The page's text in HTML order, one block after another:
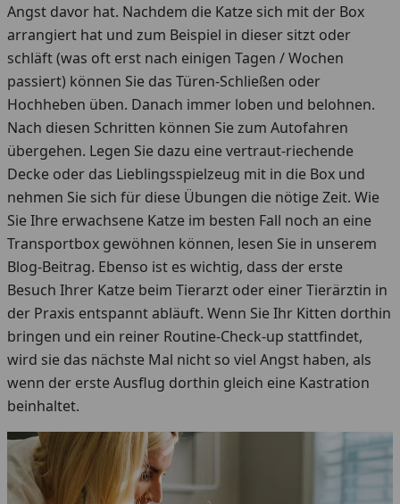
Angst davor hat. Nachdem die Katze sich mit der Box
arrangiert hat und zum Beispiel in dieser sitzt oder
schläft (was oft erst nach einigen Tagen / Wochen
passiert) können Sie das Türen-Schließen oder
Hochheben üben. Danach immer loben und belohnen.
Nach diesen Schritten können Sie zum Autofahren
übergehen. Legen Sie dazu eine vertraut-riechende
Decke oder das Lieblingsspielzeug mit in die Box und
nehmen Sie sich für diese Übungen die nötige Zeit. Wie
Sie Ihre erwachsene Katze im besten Fall noch an eine
Transportbox gewöhnen können, lesen Sie in unserem
Blog-Beitrag. Ebenso ist es wichtig, dass der erste
Besuch Ihrer Katze beim Tierarzt oder einer Tierärztin in
der Praxis entspannt abläuft. Wenn Sie Ihr Kitten dorthin
bringen und ein reiner Routine-Check-up stattfindet,
wird sie das nächste Mal nicht so viel Angst haben, als
wenn der erste Ausflug dorthin gleich eine Kastration
beinhaltet.